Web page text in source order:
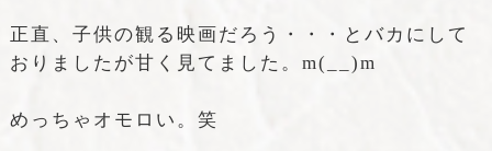
正直、子供の観る映画だろう・・・とバカにして
おりましたが甘く見てました。m(__)m
めっちゃオモロい。笑